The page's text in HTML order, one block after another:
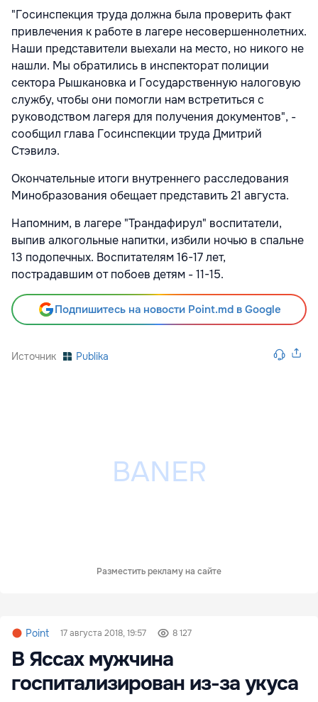
"Госинспекция труда должна была проверить факт
привлечения к работе в лагере несовершеннолетних.
Наши представители выехали на место, но никого не
нашли. Мы обратились в инспекторат полиции
сектора Рышкановка и Государственную налоговую
службу, чтобы они помогли нам встретиться с
руководством лагеря для получения документов", -
сообщил глава Госинспекции труда Дмитрий
Стэвилэ.
Окончательные итоги внутреннего расследования
Минобразования обещает представить 21 августа.
Напомним, в лагере "Трандафирул" воспитатели,
выпив алкогольные напитки, избили ночью в спальне
13 подопечных. Воспитателям 16-17 лет,
пострадавшим от побоев детям - 11-15.
Подпишитесь на новости Point.md в Google
Источник Publika
Разместить рекламу на сайте
Point 17 августа 2018, 19:57 8 127
В Яссах мужчина
госпитализирован из-за укуса